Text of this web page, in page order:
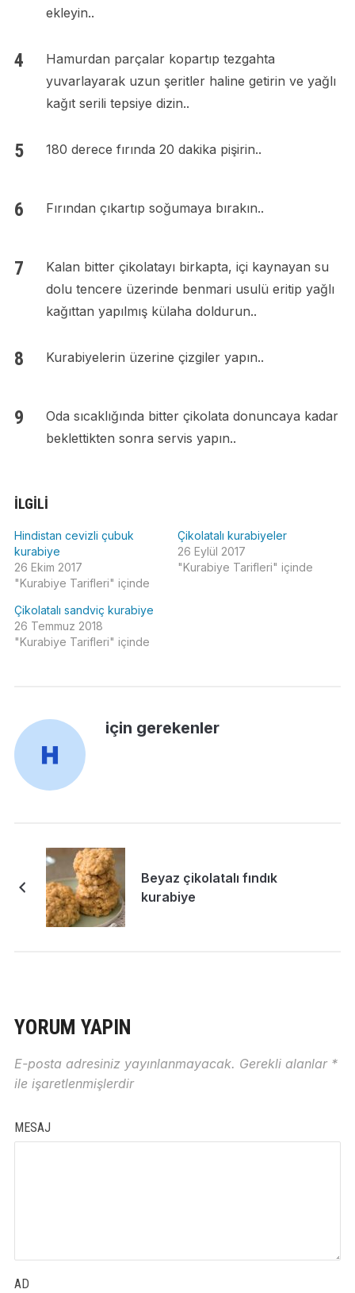
ekleyin..
Hamurdan parçalar kopartıp tezgahta
yuvarlayarak uzun şeritler haline getirin ve yağlı
kağıt serili tepsiye dizin..
180 derece fırında 20 dakika pişirin..
Fırından çıkartıp soğumaya bırakın..
Kalan bitter çikolatayı birkapta, içi kaynayan su
dolu tencere üzerinde benmari usulü eritip yağlı
kağıttan yapılmış külaha doldurun..
Kurabiyelerin üzerine çizgiler yapın..
Oda sıcaklığında bitter çikolata donuncaya kadar
beklettikten sonra servis yapın..
İLGILI
Hindistan cevizli çubuk
kurabiye
26 Ekim 2017
"Kurabiye Tarifleri" içinde
Çikolatalı kurabiyeler
26 Eylül 2017
"Kurabiye Tarifleri" içinde
Çikolatalı sandviç kurabiye
26 Temmuz 2018
"Kurabiye Tarifleri" içinde
için gerekenler
Beyaz çikolatalı fındık
kurabiye
YORUM YAPIN
E-posta adresiniz yayınlanmayacak. Gerekli alanlar *
ile işaretlenmişlerdir
MESAJ
AD